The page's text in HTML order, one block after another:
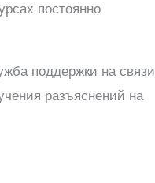
постоянно
поддержки на связи
разъяснений на